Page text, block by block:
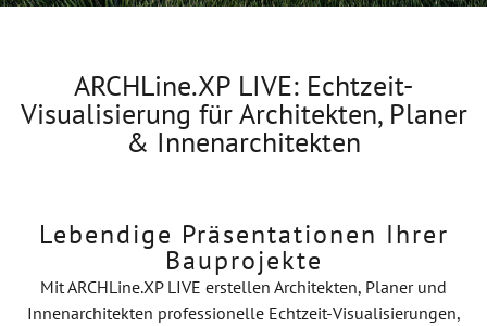
ARCHLine.XP LIVE: Echtzeit-
Visualisierung für Architekten, Planer
& Innenarchitekten
Lebendige Präsentationen Ihrer
Bauprojekte
Mit ARCHLine.XP LIVE erstellen Architekten, Planer und
Innenarchitekten professionelle Echtzeit-Visualisierungen,